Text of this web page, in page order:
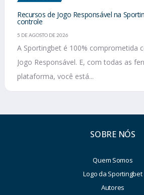
Recursos de Jogo Responsável na
controle
5 DE AGOSTO DE 2026
A Sportingbet é 100% comprometida
Jogo Responsável. E, com todas as
plataforma, você está...
SOBRE NÓS
Quem Somos
Logo da Sportingbet
Autores